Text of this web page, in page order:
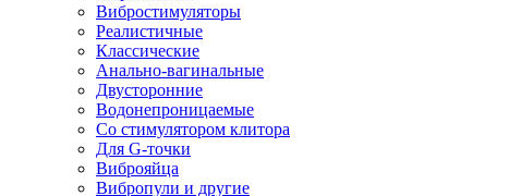
Вибростимуляторы
Реалистичные
Классические
Анально-вагинальные
Двусторонние
Водонепроницаемые
Со стимулятором клитора
Для G-точки
Виброяйца
Вибропули и другие